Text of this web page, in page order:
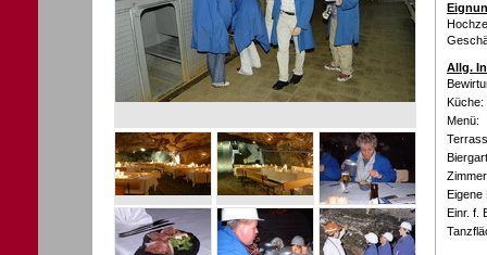
Allg.
Küche:
Menü:
Eigene
Einr. f.